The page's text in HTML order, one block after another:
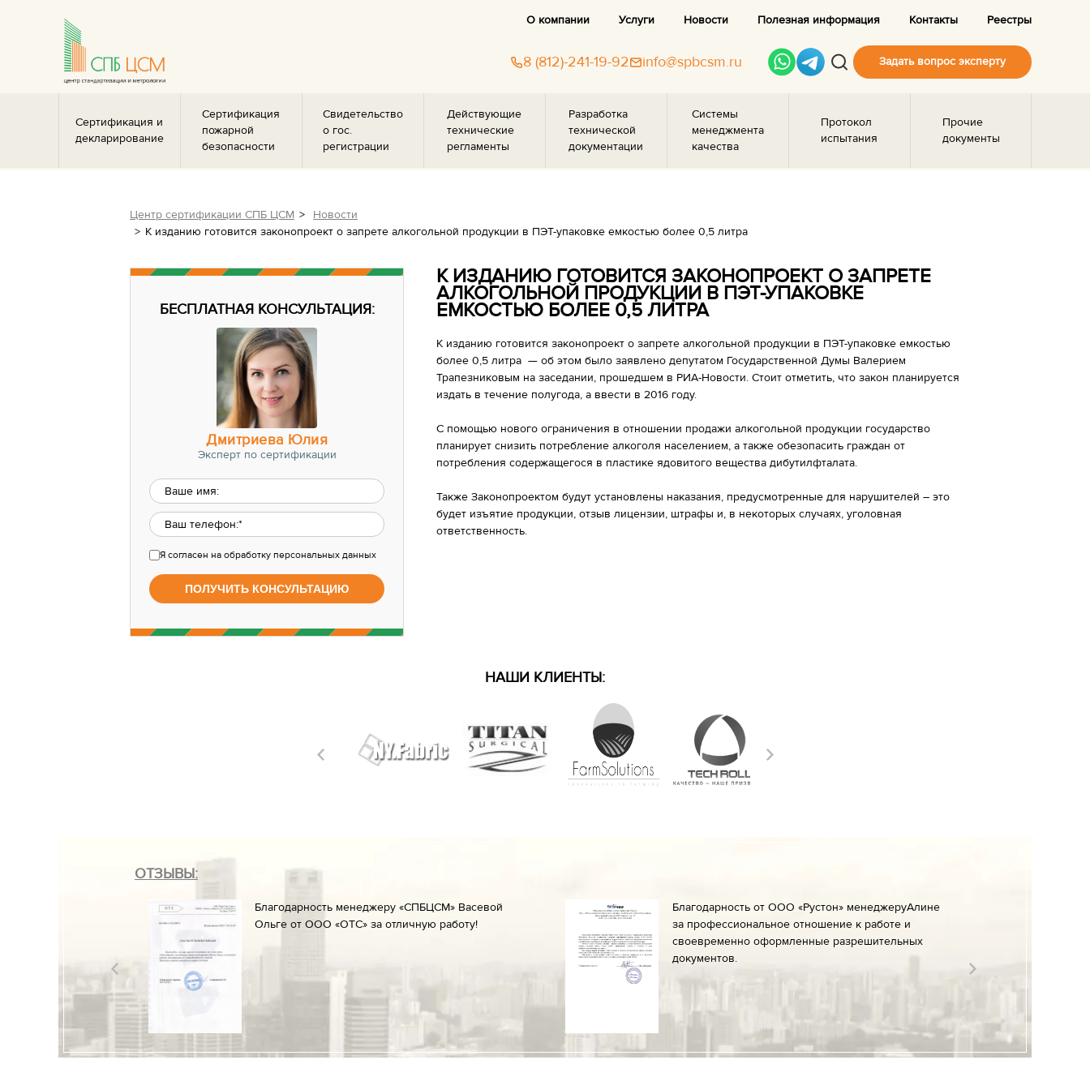
О компании Услуги Новости Полезная информация Контакты Реестры
8 (812)-241-19-92 info@spbcsm.ru Задать вопрос эксперту
Сертификация и
декларирование
Сертификация
пожарной
безопасности
Свидетельство
о гос.
регистрации
Действующие
технические
регламенты
Разработка
технической
документации
Системы
менеджмента
качества
Протокол
испытания
Прочие
документы
Центр сертификации СПБ ЦСМ
Новости
К изданию готовится законопроект о запрете алкогольной продукции в ПЭТ-упаковке емкостью более 0,5 литра
БЕСПЛАТНАЯ КОНСУЛЬТАЦИЯ:
Дмитриева Юлия
Эксперт по сертификации
Я согласенна обработку персональных данных
К ИЗДАНИЮ ГОТОВИТСЯ ЗАКОНОПРОЕКТ О ЗАПРЕТЕ
АЛКОГОЛЬНОЙ ПРОДУКЦИИ В ПЭТ-УПАКОВКЕ
ЕМКОСТЬЮ БОЛЕЕ 0,5 ЛИТРА
К изданию готовится законопроект о запрете алкогольной продукции в ПЭТ-упаковке емкостью
более 0,5 литра — об этом было заявлено депутатом Государственной Думы Валерием
Трапезниковым на заседании, прошедшем в РИА-Новости. Стоит отметить, что закон планируется
издать в течение полугода, а ввести в 2016 году.
С помощью нового ограничения в отношении продажи алкогольной продукции государство
планирует снизить потребление алкоголя населением, а также обезопасить граждан от
потребления содержащегося в пластике ядовитого вещества дибутилфталата.
Также Законопроектом будут установлены наказания, предусмотренные для нарушителей – это
будет изъятие продукции, отзыв лицензии, штрафы и, в некоторых случаях, уголовная
ответственность.
НАШИ КЛИЕНТЫ:
ОТЗЫВЫ:
Благодарность менеджеру «СПБЦСМ» Васевой
Ольге от ООО «ОТС» за отличную работу!
Благодарность от ООО «Рустон» менеджеруАлине
за профессиональное отношение к работе и
своевременно оформленные разрешительных
документов.